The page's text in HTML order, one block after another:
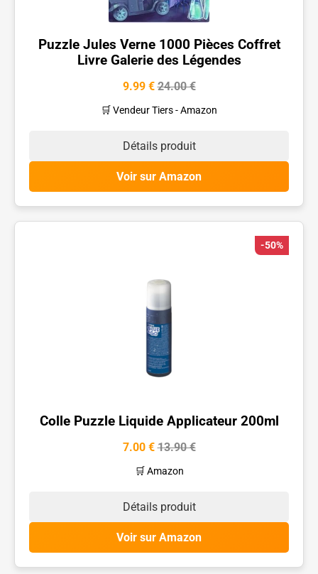
Puzzle Jules Verne 1000 Pièces Coffret
Livre Galerie des Légendes
9.99 €24.00 €
🛒 Vendeur Tiers - Amazon
Détails produit
Voir sur Amazon
-50%
Colle Puzzle Liquide Applicateur 200ml
7.00 €13.90 €
🛒 Amazon
Détails produit
Voir sur Amazon